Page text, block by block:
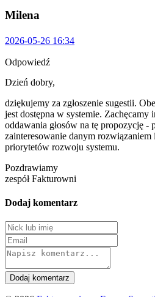
Milena
2026-05-26 16:34
Odpowiedź
Dzień dobry,
dziękujemy za zgłoszenie sugestii.
jest dostępna w systemie.
oddawania głosów na tę propozycję -
zainteresowanie danym rozwiązaniem
priorytetów rozwoju systemu.
Pozdrawiamy
zespół Fakturowni
Dodaj komentarz